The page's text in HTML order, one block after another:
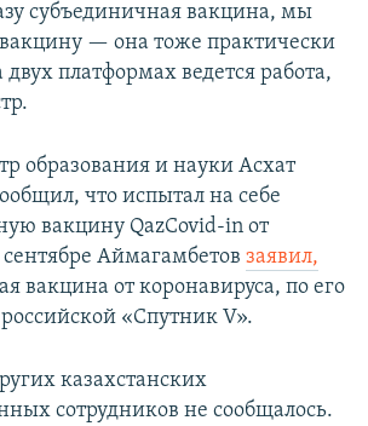
субъединичная вакцина, мы
— она тоже практически
платформах ведется работа,
образования и науки Асхат
что испытал на себе
вакцину QazCovid-in от
Аймагамбетов заявил,
вакцина от коронавируса, по его
«Спутник V».
казахстанских
сотрудников не сообщалось.